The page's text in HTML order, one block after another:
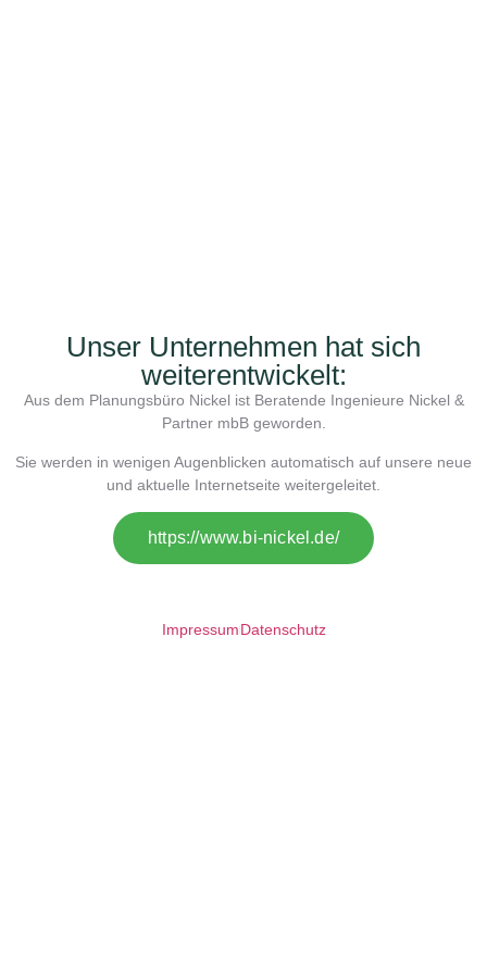
Unser Unternehmen hat sich
weiterentwickelt:
Aus dem Planungsbüro Nickel ist Beratende Ingenieure Nickel &
Partner mbB geworden.
Sie werden in wenigen Augenblicken automatisch auf unsere neue
und aktuelle Internetseite weitergeleitet.
https://www.bi-nickel.de/
ImpressumDatenschutz